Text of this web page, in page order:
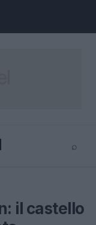
⌕
il castello